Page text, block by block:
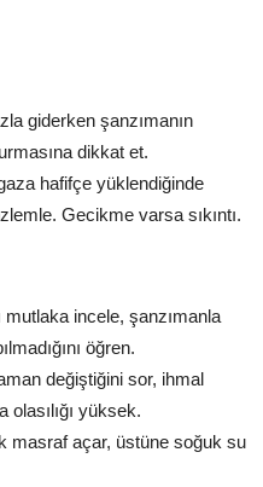
giderken şanzımanın
dikkat et.
hafifçe yüklendiğinde
Gecikme varsa sıkıntı.
mutlaka incele, şanzımanla
öğren.
değiştiğini sor, ihmal
yüksek.
masraf açar, üstüne soğuk su